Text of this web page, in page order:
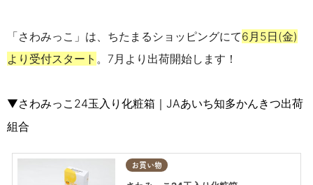
「さわみっこ」は、ちたまるショッピングにて6月5日(金)
より受付スタート 。7月より出荷開始します！
▼さわみっこ24玉入り化粧箱｜JAあいち知多かんきつ出荷
組合
お買い物